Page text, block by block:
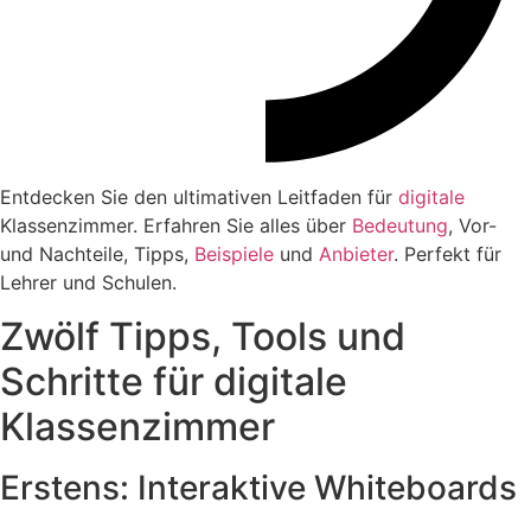
Entdecken Sie den ultimativen Leitfaden für digitale
Klassenzimmer. Erfahren Sie alles über Bedeutung, Vor-
und Nachteile, Tipps, Beispiele und Anbieter. Perfekt für
Lehrer und Schulen.
Zwölf Tipps, Tools und
Schritte für digitale
Klassenzimmer
Erstens: Interaktive Whiteboards